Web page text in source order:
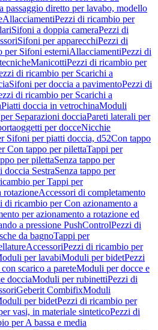
passaggio diretto per lavabo, modello
AllacciamentiPezzi di ricambio per
Sifoni a doppia cameraPezzi di
Sifoni per apparecchiPezzi di
per Sifoni esterniAllacciamentiPezzi di
ManicottiPezzi di ricambio per
di ricambio per Scarichi a
Sifoni per doccia a pavimentoPezzi di
di ricambio per Scarichi a
Piatti doccia in vetrochinaModuli
Separazioni docciaPareti laterali per
per docceNicchie
Sifoni per piatti doccia, d52Con tappo
Con tappo per pilettaTappi per
per pilettaSenza tappo per
SestraSenza tappo per
per Tappi per
rotazioneAccessori di completamento
di ricambio per Con azionamento a
per azionamento a rotazione ed
a pressione PushControlPezzi di
da bagnoTappi per
AccessoriPezzi di ricambio per
per lavabiModuli per bidetPezzi
scarico a pareteModuli per docce e
docciaModuli per rubinettiPezzi di
Geberit CombifixModuli
per bidetPezzi di ricambio per
vasi, in materiale sinteticoPezzi di
per A bassa e media